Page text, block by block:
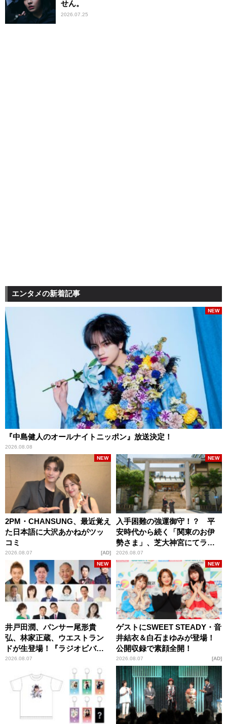
せん。
2026.07.25
エンタメの新着記事
『中島健人のオールナイトニッポン』放送決定！
2026.08.08
NEW
2PM・CHANSUNG、最近覚え
た日本語に大沢あかねがツッ
コミ
2026.08.07
NEW
AD
入手困難の強運御守！？ 平
安時代から続く「関東のお伊
勢さま」、芝大神宮にてラン
パンプスが合格祈願！
2026.08.07
NEW
井戸田潤、パンサー尾形貴
弘、林家正蔵、ウエストラン
ドが生登場！『ラジオビバリ
ー昼ズ』
2026.08.07
NEW
ゲストにSWEET STEADY・音
井結衣＆白石まゆみが登場！
公開収録で素顔全開！
2026.08.07
NEW
AD